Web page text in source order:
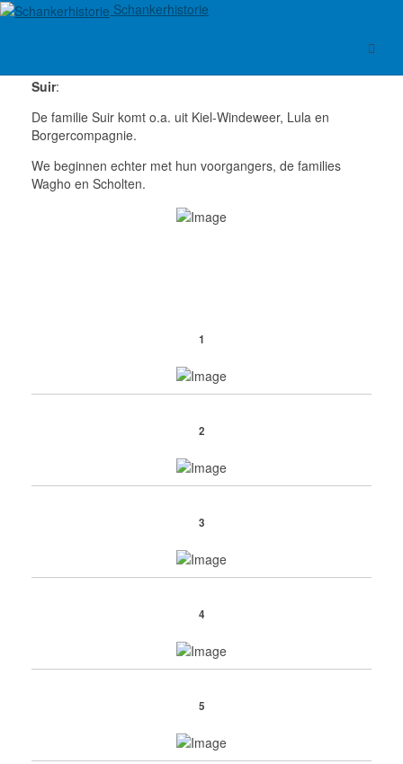
Schankerhistorie
Suir:
De familie Suir komt o.a. uit Kiel-Windeweer, Lula en
Borgercompagnie.
We beginnen echter met hun voorgangers, de families
Wagho en Scholten.
1
2
3
4
5